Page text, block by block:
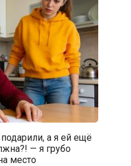
а я ей ещё
— я грубо
место